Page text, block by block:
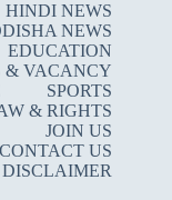
HINDI NEWS
NEWS
EDUCATION
& VACANCY
SPORTS
& RIGHTS
JOIN US
CONTACT US
DISCLAIMER